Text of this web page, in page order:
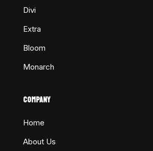
Divi
Extra
Bloom
Monarch
COMPANY
Home
About Us